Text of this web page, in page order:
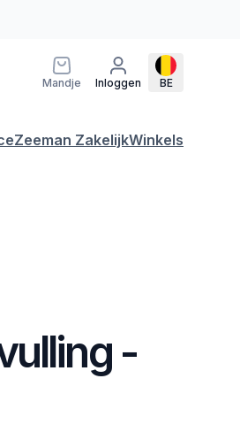
Mandje Inloggen BE
Zeeman ZakelijkWinkels
-